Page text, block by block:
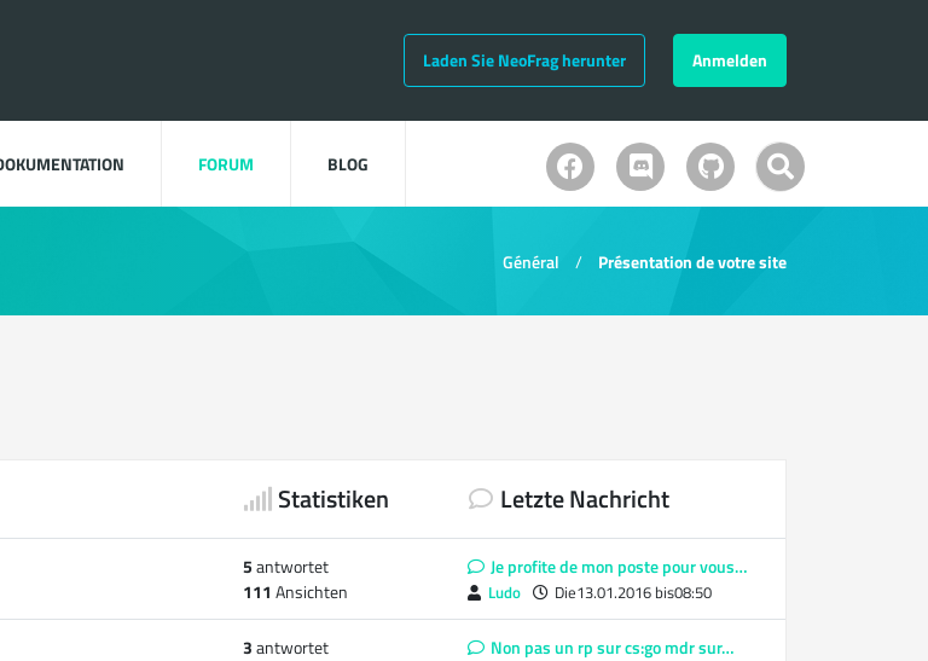
Laden Sie NeoFrag herunter Anmelden
FORUM BLOG
Général Présentation de votre site
Statistiken Letzte Nachricht
5antwortet
111 Ansichten
Je profite de mon poste pour vous…
Ludo Die13.01.2016 bis08:50
3antwortet
Non pas un rp sur cs:go mdr sur…